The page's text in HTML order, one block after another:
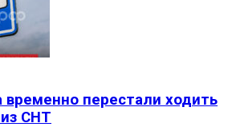
временно перестали ходить
СНТ